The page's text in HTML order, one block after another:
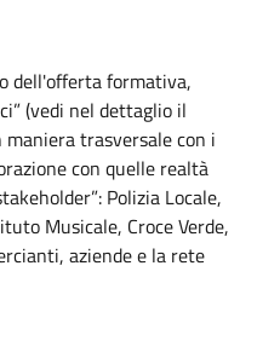
dell'offerta formativa,
(vedi nel dettaglio il
trasversale con i
con quelle realtà
Polizia Locale,
Musicale, Croce Verde,
aziende e la rete